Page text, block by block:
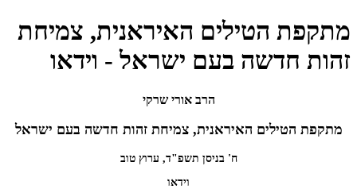
מתקפת הטילים האיראנית, צמיחת
זהות חדשה בעם ישראל - וידאו
הרב אורי שרקי
מתקפת הטילים האיראנית, צמיחת זהות חדשה בעם ישראל
ח' בניסן תשפ"ד, ערוץ טוב
וידאו